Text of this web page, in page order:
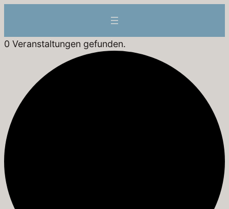
0 Veranstaltungen gefunden.